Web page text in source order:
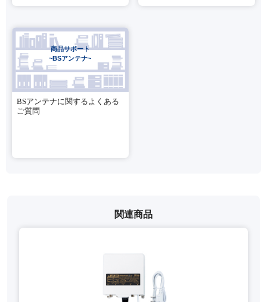
商品サポート
~BSアンテナ~
BSアンテナに関するよくある
ご質問
関連商品